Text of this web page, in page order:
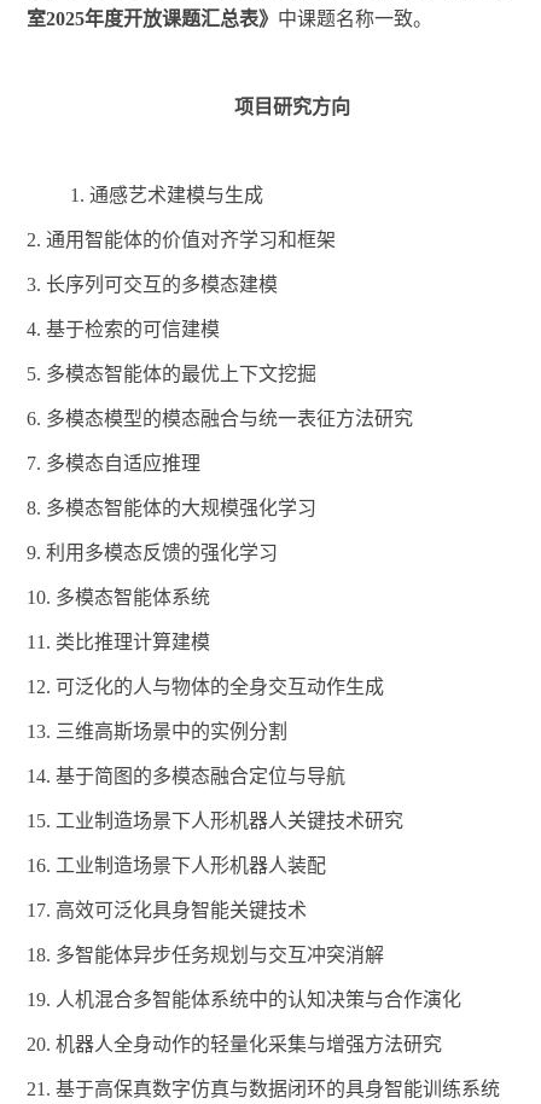
室2025年度开放课题汇总表》 中课题名称一致。
项目研究方向
1.通感艺术建模与生成
2.通用智能体的价值对齐学习和框架
3. 长序列可交互的多模态建模
4.基于检索的可信建模
5. 多模态智能体的最优上下文挖掘
6. 多模态模型的模态融合与统一表征方法研究
7. 多模态自适应推理
8. 多模态智能体的大规模强化学习
9.利用多模态反馈的强化学习
10. 多模态智能体系统
11. 类比推理计算建模
12. 可泛化的人与物体的全身交互动作生成
13. 三维高斯场景中的实例分割
14.基于简图的多模态融合定位与导航
15. 工业制造场景下人形机器人关键技术研究
16. 工业制造场景下人形机器人装配
17. 高效可泛化具身智能关键技术
18. 多智能体异步任务规划与交互冲突消解
19. 人机混合多智能体系统中的认知决策与合作演化
20.机器人全身动作的轻量化采集与增强方法研究
21.基于高保真数字仿真与数据闭环的具身智能训练系统